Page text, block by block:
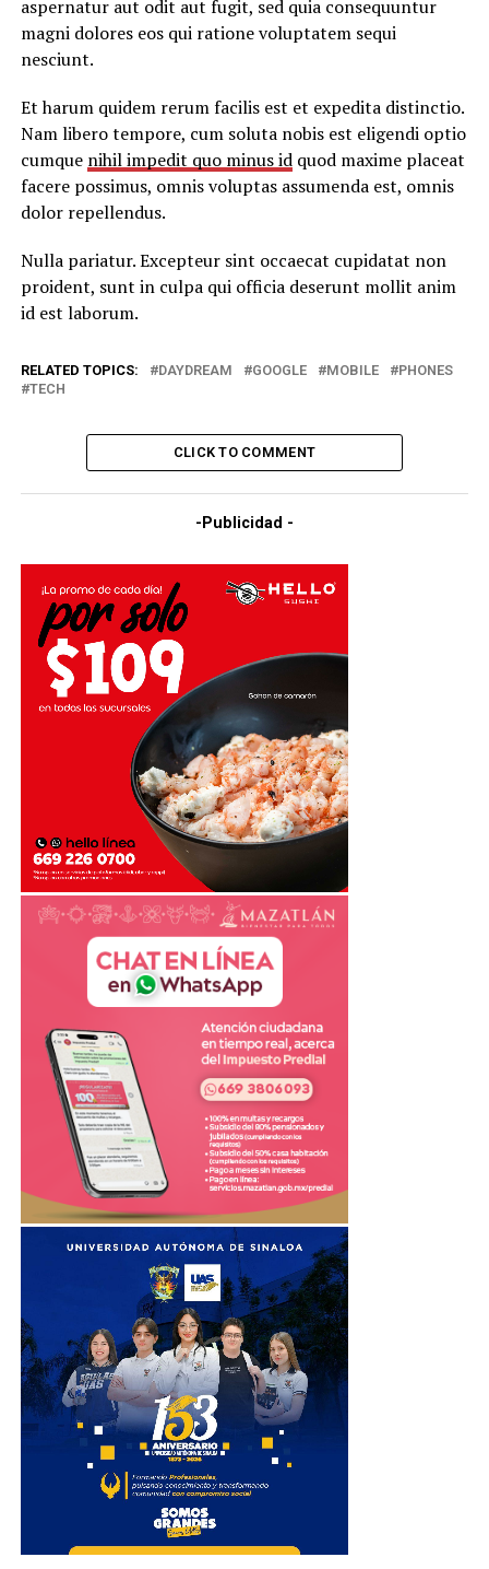
aspernatur aut odit aut fugit, sed quia consequuntur
magni dolores eos qui ratione voluptatem sequi
nesciunt.
Et harum quidem rerum facilis est et expedita distinctio.
Nam libero tempore, cum soluta nobis est eligendi optio
cumque nihil impedit quo minus idquod maxime placeat
facere possimus, omnis voluptas assumenda est, omnis
dolor repellendus.
Nulla pariatur. Excepteur sint occaecat cupidatat non
proident, sunt in culpa qui officia deserunt mollit anim
id est laborum.
RELATED TOPICS: DAYDREAM GOOGLE MOBILE
PHONES
TECH
CLICK TO COMMENT
-Publicidad -